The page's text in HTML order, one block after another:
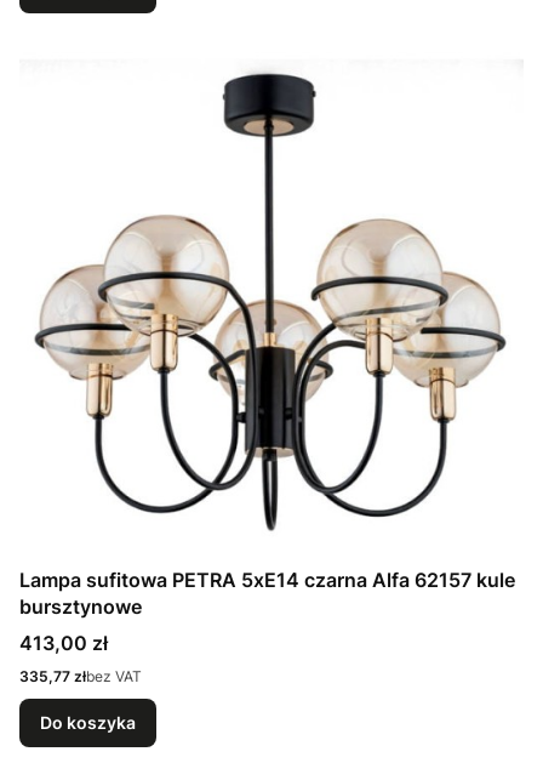
Lampa sufitowa PETRA 5xE14 czarna Alfa 62157 kule
bursztynowe
Cena
413,00 zł
Cena
335,77 złbez VAT
Do koszyka